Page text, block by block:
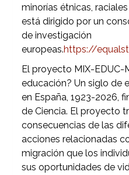
minorías étnicas,
está dirigido por un
de investigación
europeas.https://
El proyecto MIX-EDUC-
educación? Un siglo de
en España, 1923-2026,
de Ciencia. El proyecto
consecuencias de las
acciones relacionadas
migración que los
sus oportunidades de